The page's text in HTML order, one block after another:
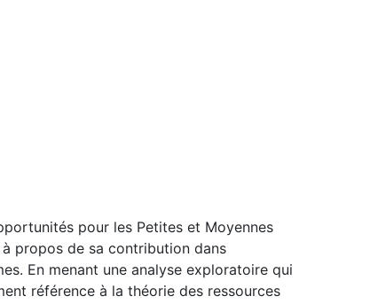
pour les Petites et Moyennes
propos de sa contribution dans
En menant une analyse exploratoire qui
référence à la théorie des ressources